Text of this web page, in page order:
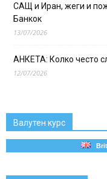
САЩ и Иран, жеги и
Банкок
13/07/2026
АНКЕТА: Колко често
12/07/2026
Валутен курс